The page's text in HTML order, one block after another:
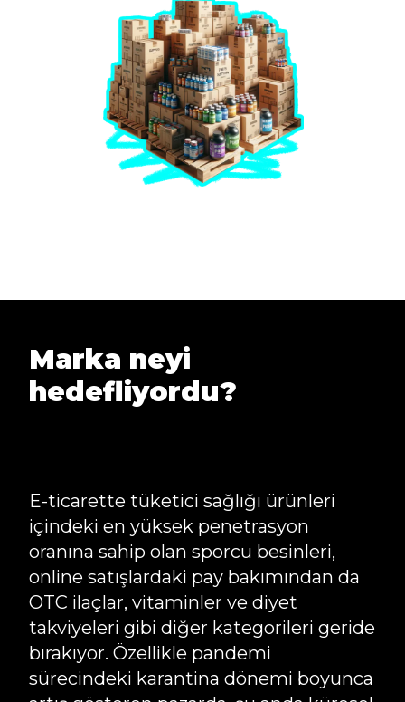
Marka neyi
hedefliyordu?
E-ticarette tüketici sağlığı ürünleri
içindeki en yüksek penetrasyon
oranına sahip olan sporcu besinleri,
online satışlardaki pay bakımından da
OTC ilaçlar, vitaminler ve diyet
takviyeleri gibi diğer kategorileri geride
bırakıyor. Özellikle pandemi
sürecindeki karantina dönemi boyunca